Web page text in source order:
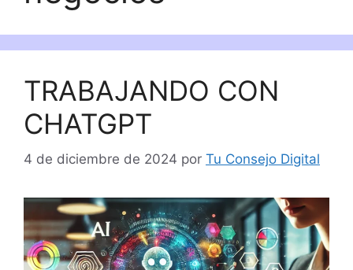
TRABAJANDO CON
CHATGPT
4 de diciembre de 2024 por Tu Consejo Digital